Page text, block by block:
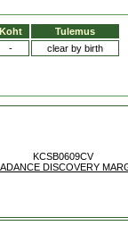
Koht
Tulemus
- clear by birth
KCSB0609CV
DISCOVERY